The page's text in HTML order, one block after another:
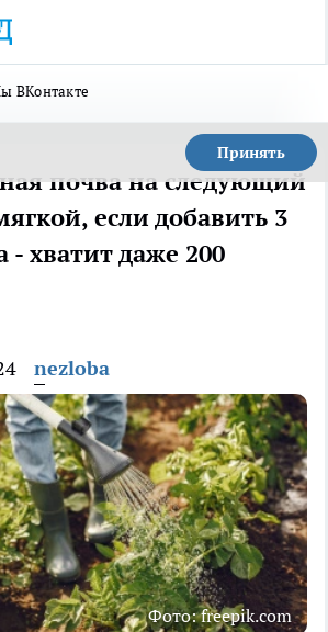
ВКонтакте
Принять
почва на следующий
если добавить 3
хватит даже 200
nezloba
Фото: freepik.com